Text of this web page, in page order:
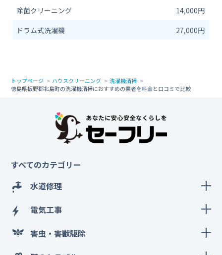
除菌クリーニング
14,000円
ドラム式洗濯機
27,000円
トップページ ハウスクリーニング
洗濯機清掃
徳島県板野郡北島町の洗濯機清掃におすすめの業者を料金と口コミで比較
すべてのカテゴリー
水道修理
電気工事
害虫・害獣駆除